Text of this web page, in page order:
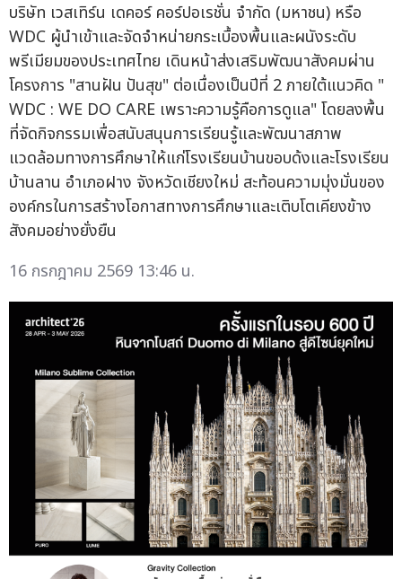
บริษัท เวสเทิร์น เดคอร์ คอร์ปอเรชั่น จำกัด (มหาชน) หรือ
WDC ผู้นำเข้าและจัดจำหน่ายกระเบื้องพื้นและผนังระดับ
พรีเมียมของประเทศไทย เดินหน้าส่งเสริมพัฒนาสังคมผ่าน
โครงการ "สานฝัน ปันสุข" ต่อเนื่องเป็นปีที่ 2 ภายใต้แนวคิด "
WDC : WE DO CARE เพราะความรู้คือการดูแล" โดยลงพื้น
ที่จัดกิจกรรมเพื่อสนับสนุนการเรียนรู้และพัฒนาสภาพ
แวดล้อมทางการศึกษาให้แก่โรงเรียนบ้านขอบด้งและโรงเรียน
บ้านลาน อำเภอฝาง จังหวัดเชียงใหม่ สะท้อนความมุ่งมั่นของ
องค์กรในการสร้างโอกาสทางการศึกษาและเติบโตเคียงข้าง
สังคมอย่างยั่งยืน
16 กรกฎาคม 2569 13:46 น.